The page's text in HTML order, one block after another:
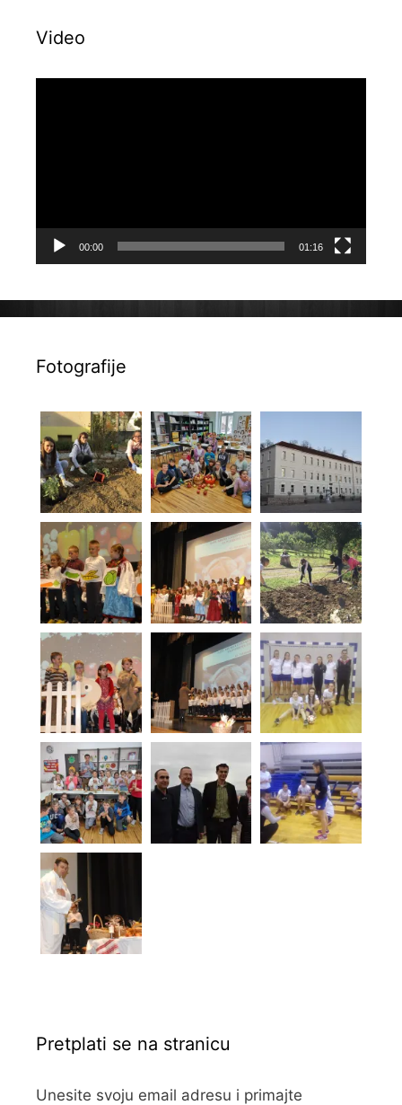
Video
00:00 01:16
Fotografije
Pretplati se na stranicu
Unesite svoju email adresu i primajte